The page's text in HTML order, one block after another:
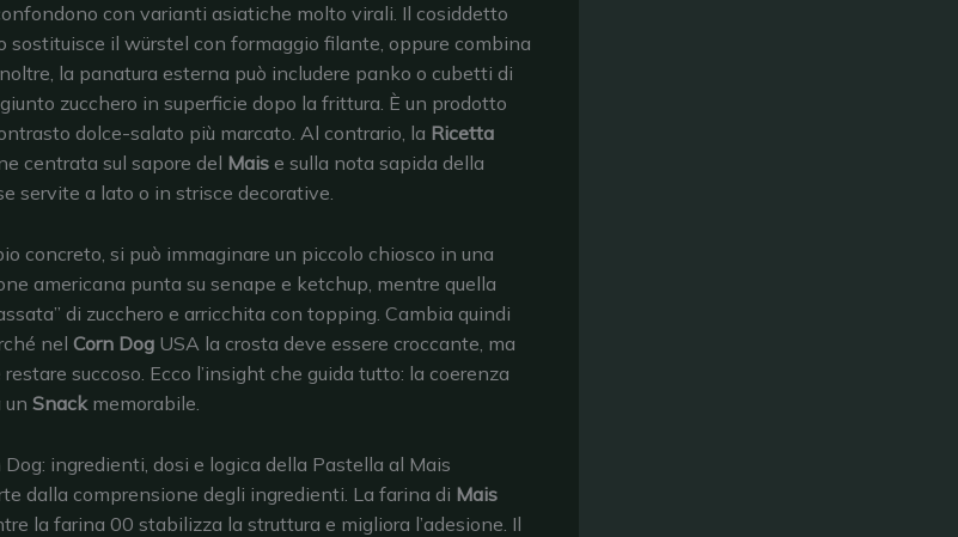
con varianti asiatiche molto virali. Il cosiddetto
sostituisce il würstel con formaggio filante, oppure combina
la panatura esterna può includere panko o cubetti di
zucchero in superficie dopo la frittura. È un prodotto
dolce-salato più marcato. Al contrario, la Ricetta
centrata sul sapore del Mais e sulla nota sapida della
servite a lato o in strisce decorative.
concreto, si può immaginare un piccolo chiosco in una
americana punta su senape e ketchup, mentre quella
di zucchero e arricchita con topping. Cambia quindi
nel Corn Dog USA la crosta deve essere croccante, ma
succoso. Ecco l’insight che guida tutto: la coerenza
un Snack memorabile.
ingredienti, dosi e logica della Pastella al Mais
dalla comprensione degli ingredienti. La farina di Mais
la farina 00 stabilizza la struttura e migliora l’adesione. Il